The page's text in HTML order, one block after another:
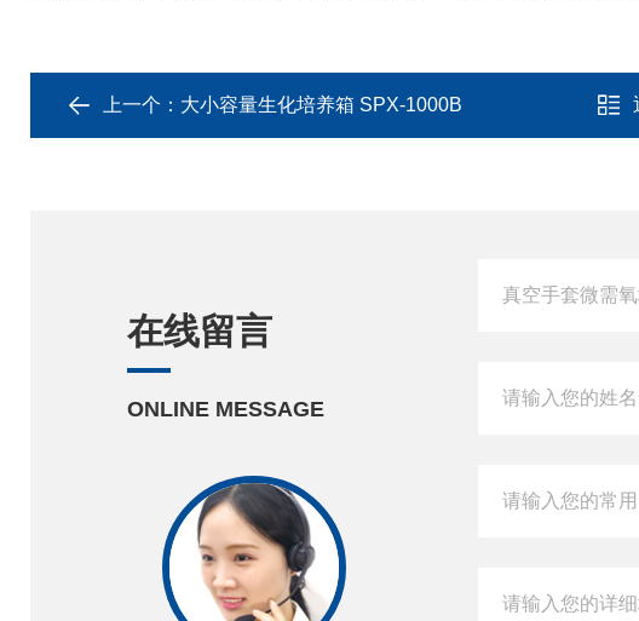
上一个： 大小容量生化培养箱 SPX-1000B
在线留言
ONLINE MESSAGE